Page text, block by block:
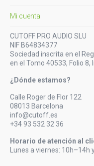
Mi cuenta
CUTOFF PRO AUDIO SLU
NIF B64834377
Sociedad inscrita en el
en el Tomo 40533, Folio 8,
¿Dónde estamos?
Calle Roger de Flor 122
08013 Barcelona
info@cutoff.es
+34 93 532 32 36
Horario de atención al
Lunes a viernes: 10h–14h